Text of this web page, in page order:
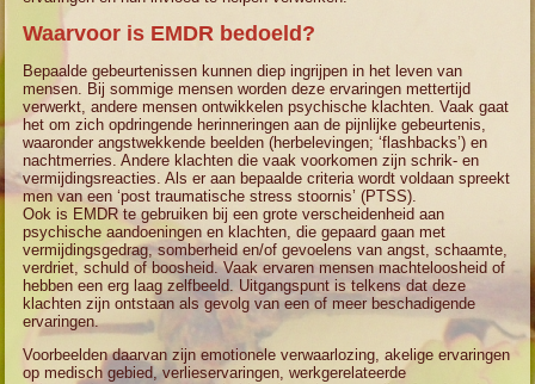
Waarvoor is EMDR bedoeld?
Bepaalde gebeurtenissen kunnen diep ingrijpen in het leven van
mensen. Bij sommige mensen worden deze ervaringen mettertijd
verwerkt, andere mensen ontwikkelen psychische klachten. Vaak gaat
het om zich opdringende herinneringen aan de pijnlijke gebeurtenis,
waaronder angstwekkende beelden (herbelevingen; ‘flashbacks’) en
nachtmerries. Andere klachten die vaak voorkomen zijn schrik- en
vermijdingsreacties. Als er aan bepaalde criteria wordt voldaan spreekt
men van een ‘post traumatische stress stoornis’ (PTSS).
Ook is EMDR te gebruiken bij een grote verscheidenheid aan
psychische aandoeningen en klachten, die gepaard gaan met
vermijdingsgedrag, somberheid en/of gevoelens van angst, schaamte,
verdriet, schuld of boosheid. Vaak ervaren mensen machteloosheid of
hebben een erg laag zelfbeeld. Uitgangspunt is telkens dat deze
klachten zijn ontstaan als gevolg van een of meer beschadigende
ervaringen.
Voorbeelden daarvan zijn emotionele verwaarlozing, akelige ervaringen
op medisch gebied, verlieservaringen, werkgerelateerde